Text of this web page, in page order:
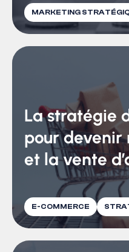
MARKETING
La stratégie
pour devenir
et la vente
E-COMMERCE